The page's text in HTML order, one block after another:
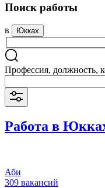
Поиск работы
в Юкках
Профессия, должность,
Работа в
Аби
309 вакансий